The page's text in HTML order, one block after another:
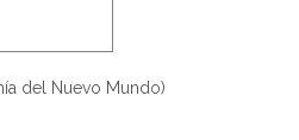
del Nuevo Mundo)